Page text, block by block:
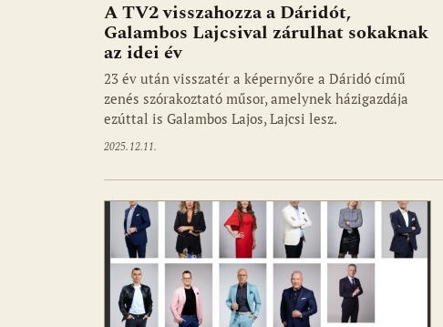
A TV2 visszahozza a Dáridót,
Galambos Lajcsival zárulhat sokaknak
az idei év
23 év után visszatér a képernyőre a Dáridó című
zenés szórakoztató műsor, amelynek házigazdája
ezúttal is Galambos Lajos, Lajcsi lesz.
2025.12.11.